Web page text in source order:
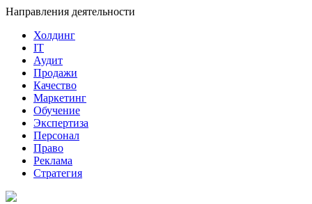
Направления деятельности
Холдинг
IT
Аудит
Продажи
Качество
Маркетинг
Обучение
Экспертиза
Персонал
Право
Реклама
Стратегия